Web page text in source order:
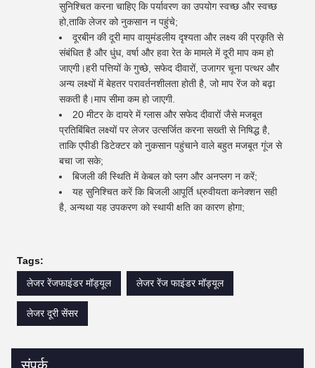
सुनिश्चित करना चाहिए कि पर्यावरण का उपयोग स्वच्छ और स्वच्छ
हो,ताकि लेजर को नुकसान न पहुंचे;
दूरबीन की दूरी माप वायुमंडलीय दृश्यता और लक्ष्य की प्रकृति से
संबंधित है और धुंध, वर्षा और हवा रेत के मामले में दूरी माप कम हो
जाएगी।हरी पत्तियों के गुच्छे, सफेद दीवारों, उजागर चूना पत्थर और
अन्य लक्ष्यों में बेहतर परावर्तनशीलता होती है, जो माप रेंज को बढ़ा
सकती है।माप सीमा कम हो जाएगी.
20 मीटर के दायरे में ग्लास और सफेद दीवारों जैसे मजबूत
प्रतिबिंबित लक्ष्यों पर लेजर उत्सर्जित करना सख्ती से निषिद्ध है,
ताकि एपीडी डिटेक्टर को नुकसान पहुंचाने वाले बहुत मजबूत गूंज से
बचा जा सके;
बिजली की स्थिति में केबल को प्लग और अनप्लग न करें;
यह सुनिश्चित करें कि बिजली आपूर्ति ध्रुवीयता कनेक्शन सही
है, अन्यथा यह उपकरण को स्थायी क्षति का कारण होगा;
Tags:
लेजर रेंजफाइंडर मॉड्यूल
लेजर रेंज फाइंडर मॉड्यूल
लेजर दूरी सेंसर